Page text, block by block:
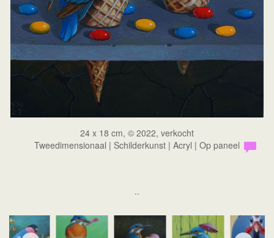
24 x 18 cm, © 2022, verkocht
Tweedimensionaal | Schilderkunst | Acryl | Op paneel
..